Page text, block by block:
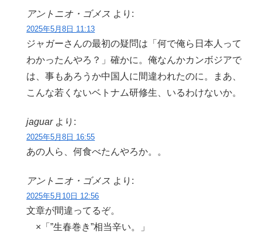
アントニオ・ゴメス より:
2025年5月8日 11:13
ジャガーさんの最初の疑問は「何で俺ら日本人って
わかったんやろ？」確かに。俺なんかカンボジアで
は、事もあろうか中国人に間違われたのに。まあ、
こんな若くないベトナム研修生、いるわけないか。
jaguar より:
2025年5月8日 16:55
あの人ら、何食べたんやろか。。
アントニオ・ゴメス より:
2025年5月10日 12:56
文章が間違ってるぞ。
×「”生春巻き”相当辛い。」